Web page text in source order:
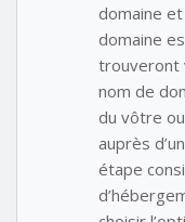
domaine
domaine
trouveront
nom de
du vôtre
auprès
étape